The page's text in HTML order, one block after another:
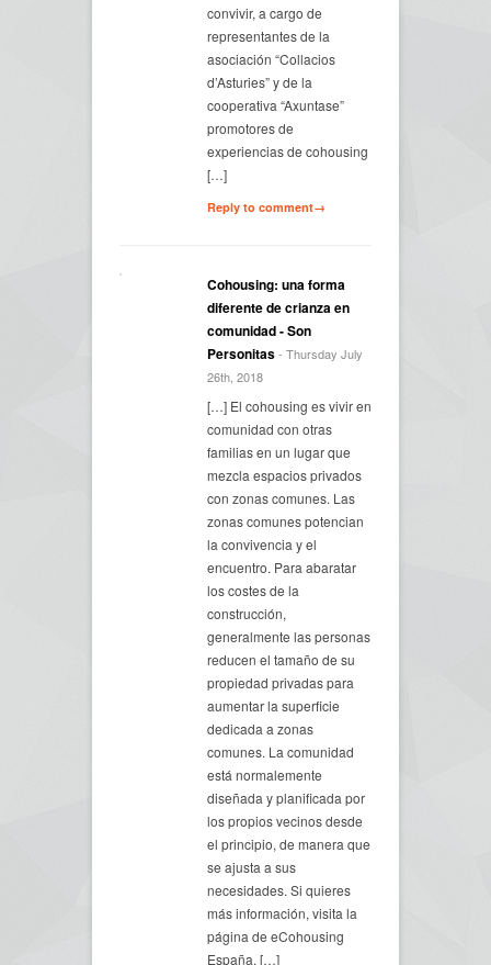
convivir, a cargo de
representantes de la
asociación “Collacios
d’Asturies” y de la
cooperativa “Axuntase”
promotores de
experiencias de cohousing
[…]
Reply to comment→
Cohousing: una forma
diferente de crianza en
comunidad - Son
Personitas- Thursday July
26th, 2018
[…] El cohousing es vivir en
comunidad con otras
familias en un lugar que
mezcla espacios privados
con zonas comunes. Las
zonas comunes potencian
la convivencia y el
encuentro. Para abaratar
los costes de la
construcción,
generalmente las personas
reducen el tamaño de su
propiedad privadas para
aumentar la superficie
dedicada a zonas
comunes. La comunidad
está normalemente
diseñada y planificada por
los propios vecinos desde
el principio, de manera que
se ajusta a sus
necesidades. Si quieres
más información, visita la
página de eCohousing
España. […]